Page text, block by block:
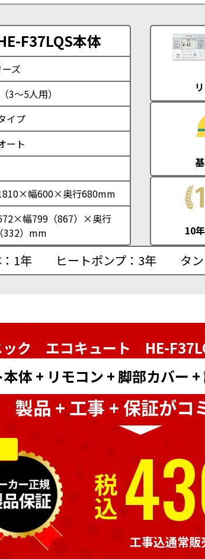
F37LQS本体
ズ
3～5人用）
イプ
ート
幅600×奥行680mm
幅799（867）×奥行
332）mm
10
1年 ヒートポンプ：3年 タ
ック エコキュート HE-
体 + リモコン + 脚部カバー
製品 + 工事 + 保証がコ
税込
工事込通常